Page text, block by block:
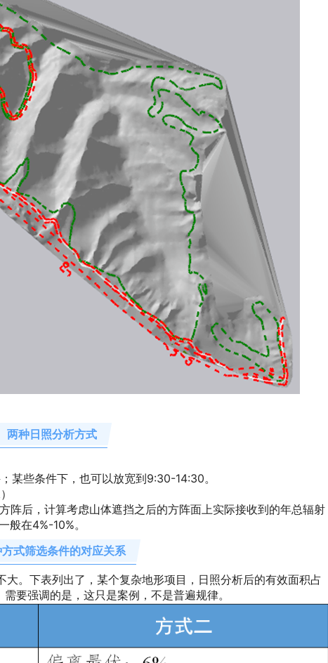
两种日照分析方式
些条件下，也可以放宽到9:30-14:30。
，计算考虑山体遮挡之后的方阵面上实际接收到的年总辐射
般在4%-10%。
式筛选条件的对应关系
下表列出了，某个复杂地形项目，日照分析后的有效面积占
要强调的是，这只是案例，不是普遍规律。